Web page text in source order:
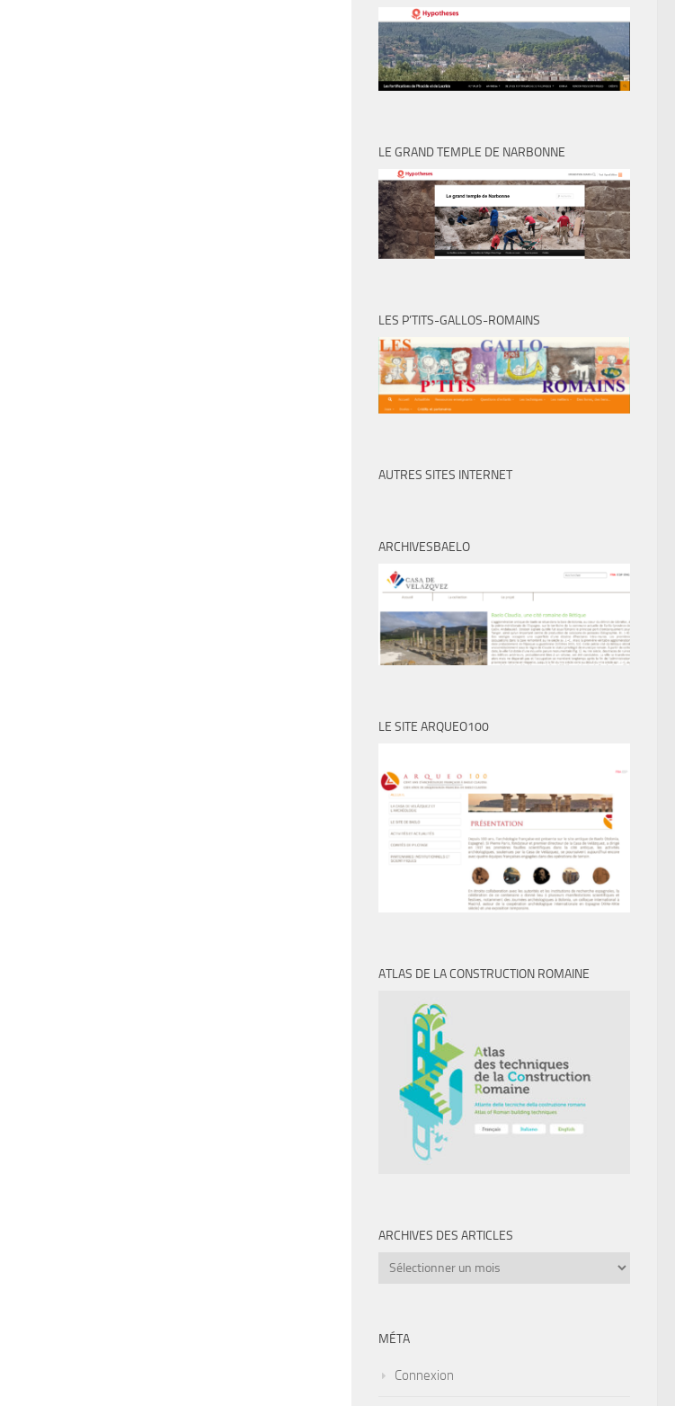
LE GRAND TEMPLE DE NARBONNE
LES P’TITS-GALLOS-ROMAINS
AUTRES SITES INTERNET
ARCHIVESBAELO
LE SITE ARQUEO100
ATLAS DE LA CONSTRUCTION ROMAINE
ARCHIVES DES ARTICLES
Archives
MÉTA
Connexion